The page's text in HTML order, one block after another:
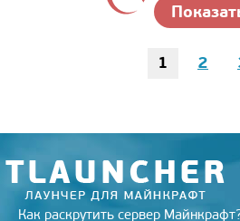
1 2
Как раскрутить сервер